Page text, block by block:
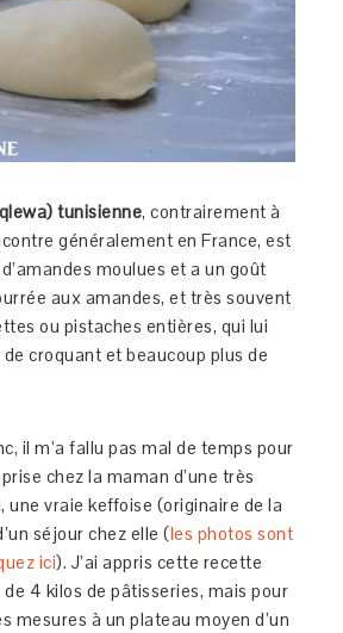
tunisienne, contrairement à
généralement en France, est
moulues et a un goût
aux amandes, et très souvent
ou pistaches entières, qui lui
croquant et beaucoup plus de
il m’a fallu pas mal de temps pour
chez la maman d’une très
une vraie keffoise (originaire de la
séjour chez elle (les photos sont
ici). J’ai appris cette recette
4 kilos de pâtisseries, mais pour
mesures à un plateau moyen d’un